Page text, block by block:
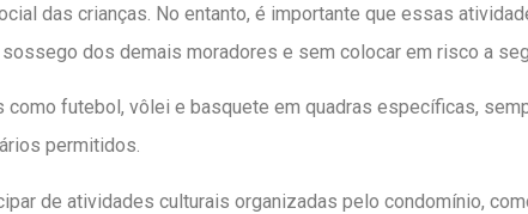
das crianças. No entanto, é importante que essas
dos demais moradores e sem colocar em risco a
como futebol, vôlei e basquete em quadras específicas,
permitidos.
de atividades culturais organizadas pelo condomínio,